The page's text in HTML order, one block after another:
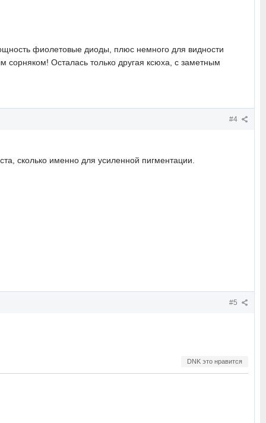
фиолетовые диоды, плюс немного для видности
Осталась только другая ксюха, с заметным
#4
сколько именно для усиленной пигментации.
#5
DNK это нравится